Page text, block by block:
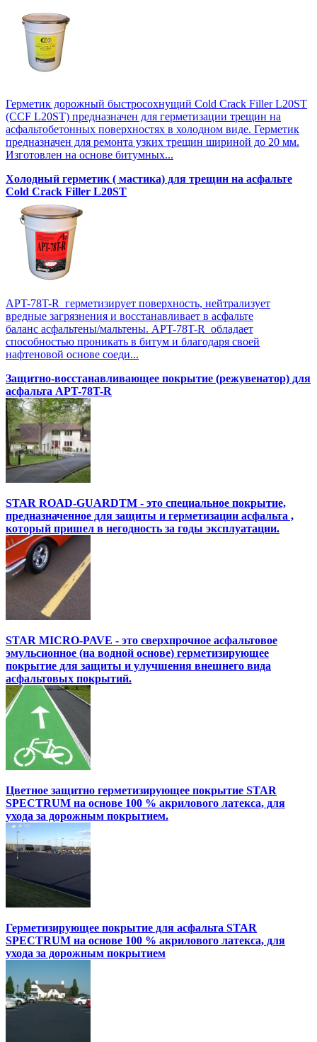
Герметик дорожный быстросохнущий Cold Crack Filler L20SТ
(CCF L20SТ) предназначен для герметизации трещин на
асфальтобетонных поверхностях в холодном виде. Герметик
предназначен для ремонта узких трещин шириной до 20 мм.
Изготовлен на основе битумных...
Холодный герметик ( мастика) для трещин на асфальте
Cold Crack Filler L20SТ
APT-78T-R герметизирует поверхность, нейтрализует
вредные загрязнения и восстанавливает в асфальте
баланс асфальтены/мальтены. APT-78T-R обладает
способностью проникать в битум и благодаря своей
нафтеновой основе соеди...
Защитно-восстанавливающее покрытие (режувенатор) для
асфальта APT-78T-R
STAR ROAD-GUARDTM - это специальное покрытие,
предназначенное для защиты и герметизации асфальта ,
который пришел в негодность за годы эксплуатации.
STAR MICRO-PAVE - это сверхпрочное асфальтовое
эмульсионное (на водной основе) герметизирующее
покрытие для защиты и улучшения внешнего вида
асфальтовых покрытий.
Цветное защитно герметизирующее покрытие STAR
SPECTRUM на основе 100 % акрилового латекса, для
ухода за дорожным покрытием.
Герметизирующее покрытие для асфальта STAR
SPECTRUM на основе 100 % акрилового латекса, для
ухода за дорожным покрытием